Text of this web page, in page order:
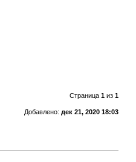
Страница 1из 1
Добавлено: дек 21, 2020 18:03